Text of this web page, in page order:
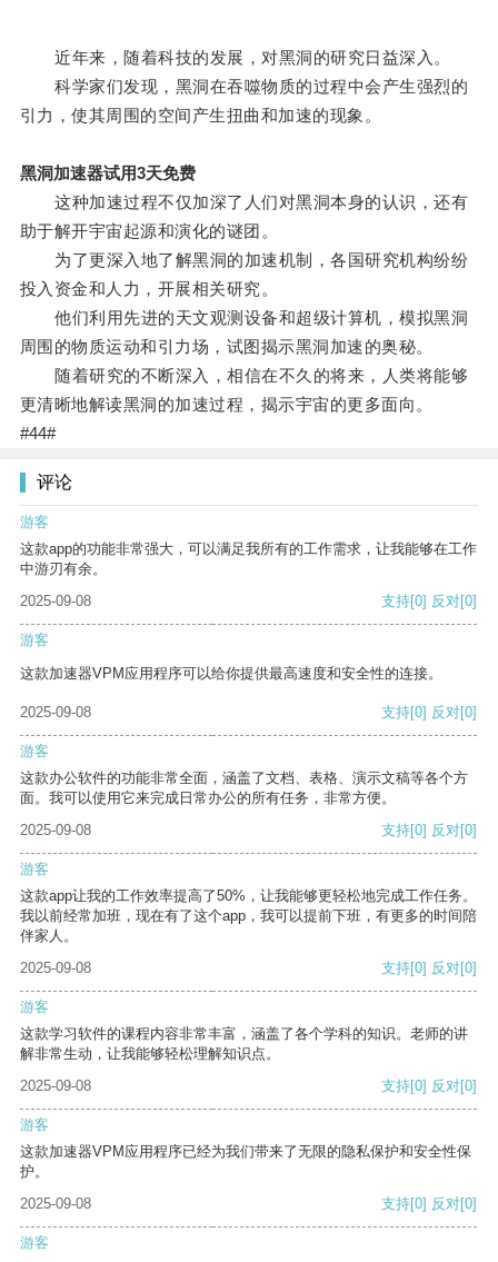
近年来，随着科技的发展，对黑洞的研究日益深入。
科学家们发现，黑洞在吞噬物质的过程中会产生强烈的
引力，使其周围的空间产生扭曲和加速的现象。
黑洞加速器试用3天免费
这种加速过程不仅加深了人们对黑洞本身的认识，还有
助于解开宇宙起源和演化的谜团。
为了更深入地了解黑洞的加速机制，各国研究机构纷纷
投入资金和人力，开展相关研究。
他们利用先进的天文观测设备和超级计算机，模拟黑洞
周围的物质运动和引力场，试图揭示黑洞加速的奥秘。
随着研究的不断深入，相信在不久的将来，人类将能够
更清晰地解读黑洞的加速过程，揭示宇宙的更多面向。
#44#
评论
游客
这款app的功能非常强大，可以满足我所有的工作需求，让我能够在工作
中游刃有余。
2025-09-08
支持[0] 反对[0]
游客
这款加速器VPM应用程序可以给你提供最高速度和安全性的连接。
2025-09-08 支持[0] 反对[0]
游客
这款办公软件的功能非常全面，涵盖了文档、表格、演示文稿等各个方
面。我可以使用它来完成日常办公的所有任务，非常方便。
2025-09-08
支持[0] 反对[0]
游客
这款app让我的工作效率提高了50%，让我能够更轻松地完成工作任务。
我以前经常加班，现在有了这个app，我可以提前下班，有更多的时间陪
伴家人。
2025-09-08
支持[0] 反对[0]
游客
这款学习软件的课程内容非常丰富，涵盖了各个学科的知识。老师的讲
解非常生动，让我能够轻松理解知识点。
2025-09-08
支持[0] 反对[0]
游客
这款加速器VPM应用程序已经为我们带来了无限的隐私保护和安全性保
护。
2025-09-08
支持[0] 反对[0]
游客